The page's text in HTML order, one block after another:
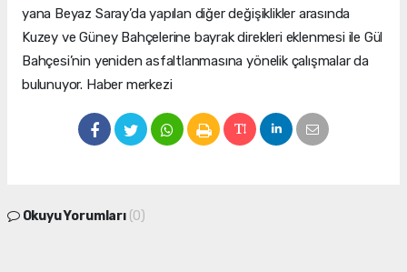
yana Beyaz Saray’da yapılan diğer değişiklikler arasında
Kuzey ve Güney Bahçelerine bayrak direkleri eklenmesi ile Gül
Bahçesi’nin yeniden asfaltlanmasına yönelik çalışmalar da
bulunuyor. Haber merkezi
Okuyu Yorumları (0)